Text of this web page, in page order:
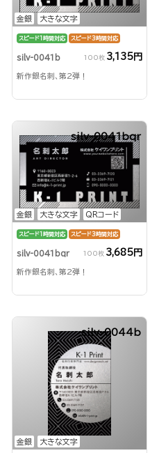
金銀 大きな文字
スピード1時間対応 スピード3時間対応
silv-0041b 100枚 3,135円
新作銀名刺、第2弾！
金銀 大きな文字 QRコード
silv-0041bqr
スピード1時間対応 スピード3時間対応
silv-0041bqr 100枚 3,685円
新作銀名刺、第2弾！
金銀 大きな文字
silv-0044b